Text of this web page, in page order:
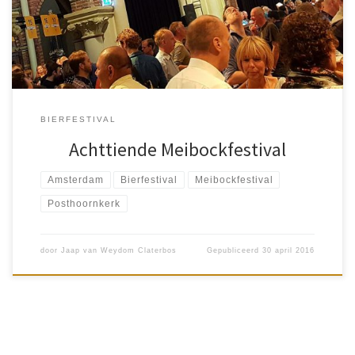
Ale, English Pale Ale. En maar liefst 38 […]
BIERFESTIVAL
Achttiende Meibockfestival
Amsterdam Bierfestival Meibockfestival
Posthoornkerk
door Jaap van Weydom Claterbos Gepubliceerd30 april 2016